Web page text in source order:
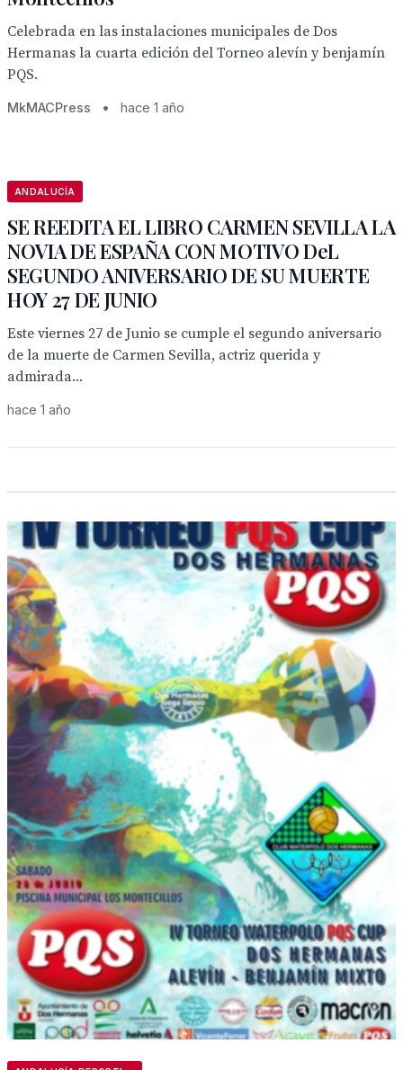
Celebrada en las instalaciones municipales de Dos
Hermanas la cuarta edición del Torneo alevín y benjamín
PQS.
MkMACPress • hace 1 año
ANDALUCÍA
SE REEDITA EL LIBRO CARMEN SEVILLA LA
NOVIA DE ESPAÑA CON MOTIVO DeL
SEGUNDO ANIVERSARIO DE SU MUERTE
HOY 27 DE JUNIO
Este viernes 27 de Junio se cumple el segundo aniversario
de la muerte de Carmen Sevilla, actriz querida y
admirada...
hace 1 año